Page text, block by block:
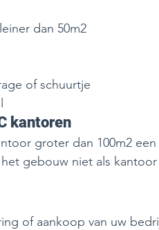
dan 50m2
of schuurtje
kantoren
groter dan 100m2
gebouw niet als
of aankoop van uw